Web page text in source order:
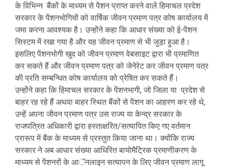
के विभिन्न बैंकों के माध्यम से पेंशन प्राप्त करने वाले हिमाचल प्रदेश
सरकार के पेंशनभोगियों को वार्षिक जीवन प्रमाण पत्र कोष कार्यालय में
जमा करना आवश्यक है। उन्होंने कहा कि आधार संख्या को ई-पेंशन
सिस्टम में रखा गया है और यह जीवन प्रमाण से भी जुड़ा हुआ है।
इसलिए पेंशनभोगी खुद को जीवन प्रमाण वेबसाइट द्वारा भी प्रमाणित
कर सकते हैं और जीवन प्रमाण पत्र को जेनेरेट कर जीवन प्रमाण पत्र
की प्रति सम्बन्धित कोष कार्यालय को प्रेषित कर सकते हैं।
उन्होंने कहा कि हिमाचल सरकार के पेंशनभागी, जो जिला या प्रदेश से
बाहर रह रहे हैं अथवा बाहर स्थित बैंकों से पेंशन का आहरण कर रहे थे,
उन्हें अपना जीवन प्रमाण पत्र उस राज्य या केन्द्र सरकार के
राजपत्रित अधिकारी द्वारा हस्ताक्षरित/सत्यापित किए गए वर्तमान
प्रारूप में बैंक के माध्यम से प्रस्तुत किया जाना था। क्योंकि राज्य
सरकार ने अब आधार संख्या आधिरित बायोमैट्रिक प्रमाणीकरण के
माध्यम से पेंशनरों के आॅनलाइन सत्यापन के लिए जीवन प्रमाण लागू